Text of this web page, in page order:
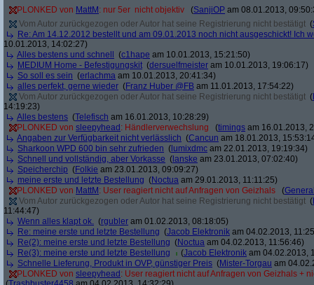
PLONKED von MattM : nur 5er  nicht objektiv (SanjiOP am 08.01.2013,
Vom Autor zurückgezogen oder Autor hat seine Registrierung nicht bestätigt (
Re: Am 14.12.2012 bestellt und am 09.01.2013 noch nicht ausgeschickt! Ich
10.01.2013, 14:02:27)
Alles bestens und schnell
(c1hape am 10.01.2013, 15:21:50)
MEDIUM Home - Befestigungskit (dersuelfmeister am 10.01.2013, 19:06:17)
So soll es sein (erlachma am 10.01.2013, 20:41:34)
alles perfekt, gerne wieder (Franz Huber @FB am 11.01.2013, 17:54:22)
Vom Autor zurückgezogen oder Autor hat seine Registrierung nicht bestätigt (
14:19:23)
Alles bestens (Telefisch am 16.01.2013, 10:28:29)
PLONKED von sleepyhead : Händlerverwechslung (timings am 16.01.2013,
Angaben zur Verfügbarkeit nicht verlässlich (Cancun am 18.01.2013,
Sharkoon WPD 600 bin sehr zufrieden ( lumixdmc am 22.01.2013, 19:19:34)
Schnell und vollständig, aber Vorkasse ( lanske am 23.01.2013, 07:02:40)
Speicherchip (Folkie am 23.01.2013, 09:09:27)
meine erste und letzte Bestellung (Noctua am 29.01.2013, 11:11:25)
PLONKED von MattM : User reagiert nicht auf Anfragen von Geizhals (
Vom Autor zurückgezogen oder Autor hat seine Registrierung nicht bestätigt (
11:44:47)
Wenn alles klapt ok. (rgubler am 01.02.2013, 08:18:05)
Re: meine erste und letzte Bestellung (Jacob Elektronik am 04.02.2013,
Re(2): meine erste und letzte Bestellung (Noctua am 04.02.2013, 11:56:46)
Re(3): meine erste und letzte Bestellung
(Jacob Elektronik am 04.02.2013,
Schnelle Lieferung, Produkt in OVP, günstiger Preis (Mister-Torgau am
PLONKED von sleepyhead : User reagiert nicht auf Anfragen von Geizhals +